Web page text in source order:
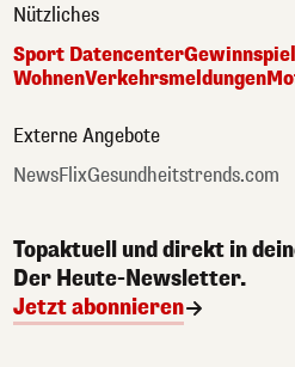
Nützliches
Sport Datencenter
WohnenVerkehrsmeldungen
Externe Angebote
NewsFlixGesundheitstrends.com
Topaktuell und direkt in
Der Heute-Newsletter.
Jetzt abonnieren